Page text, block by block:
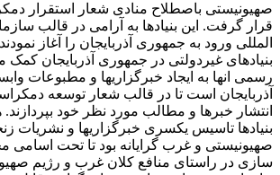
صهیونیستی باصطلاح منادی شعار استقرار
قرار گرفت. این بنیادها به آرامی در قالب
المللی ورود به جمهوری آذربایجان را آغاز
بنیادهای غیردولتی در جمهوری آذربایجان
رسمی انها به ایجاد خبرگزاریها و مطبوعات
آذربایجان است تا در قالب شعار توسعه
انتشار خبرها و مطالب مورد نظر خود
بنیادها تاسیس یکسری خبرگزاریها و نشریات
صهیونیستی و غرب گرایانه بود تا تحت اسامی
سازی در راستای منافع کلان غرب و رژیم